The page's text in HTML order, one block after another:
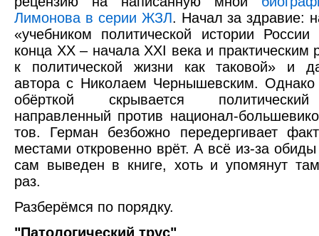
Лимонова в серии ЖЗЛ. Начал за здравие:
«учебником политической истории
конца XX – начала XXI века и практическим
к политической жизни как таковой» и
автора с Николаем Чернышевским. Однако
обёрткой скрывается
направленный против национал-
тов. Герман безбожно передергивает
местами откровенно врёт. А всё из-за
сам выведен в книге, хоть и упомянут
раз.
Разберёмся по порядку.
"Патологический трус"